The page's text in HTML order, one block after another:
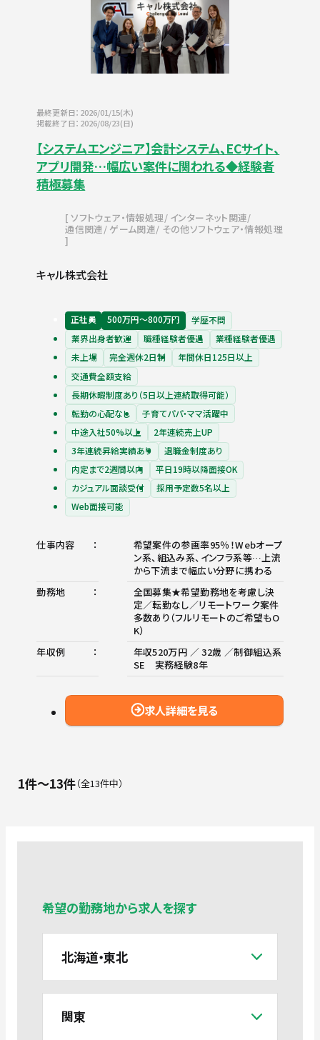
最終更新日：2026/01/15(木)
掲載終了日：2026/08/23(日)
【システムエンジニア】会計システム、ECサイト、
アプリ開発…幅広い案件に関われる◆経験者
積極募集
ソフトウェア・情報処理 インターネット関連
通信関連 ゲーム関連 その他ソフトウェア・情報処理
キャル株式会社
正社員 500万円〜800万円
学歴不問
業界出身者歓迎
職種経験者優遇
業種経験者優遇
未上場
完全週休2日制
年間休日125日以上
交通費全額支給
長期休暇制度あり（5日以上連続取得可能）
転勤の心配なし
子育てパパ・ママ活躍中
中途入社50%以上
2年連続売上UP
3年連続昇給実績あり
退職金制度あり
内定まで2週間以内
平日19時以降面接OK
カジュアル面談受付
採用予定数5名以上
Web面接可能
仕事内容
希望案件の参画率95％！Webオープ
ン系、組込み系、インフラ系等…上流
から下流まで幅広い分野に携わる
勤務地
全国募集★希望勤務地を考慮し決
定／転勤なし／リモートワーク案件
多数あり（フルリモートのご希望もO
K）
年収例
年収520万円 ／ 32歳 ／制御組込系
SE 実務経験8年
求人詳細を見る
1件〜13件 全13件中
希望の勤務地から求人を探す
北海道・東北
関東